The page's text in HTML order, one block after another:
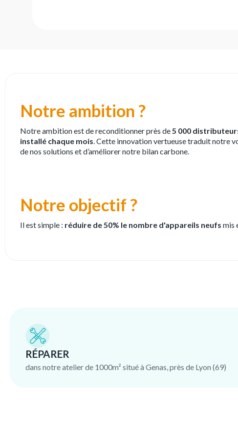
Notre ambition ?
Notre ambition est de reconditionner près de 5 000
installé chaque mois . Cette innovation vertueuse traduit notre
de nos solutions et d’améliorer notre bilan carbone.
Notre objectif ?
Il est simple : réduire de 50% le nombre d'appareils neufs mis
RÉPARER
dans notre atelier de 1000m² situé à Genas, près de Lyon (69)